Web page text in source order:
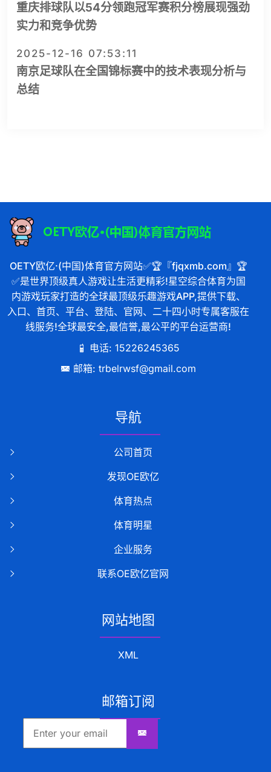
重庆排球队以54分领跑冠军赛积分榜展现强劲
实力和竞争优势
2025-12-16 07:53:11
南京足球队在全国锦标赛中的技术表现分析与
总结
OETY欧亿·(中国)体育官方网站✅🏆『fjqxmb.com』🏆
✅是世界顶级真人游戏让生活更精彩!星空综合体育为国
内游戏玩家打造的全球最顶级乐趣游戏APP,提供下载、
入口、首页、平台、登陆、官网、二十四小时专属客服在
线服务!全球最安全,最信誉,最公平的平台运营商!
电话: 15226245365
邮箱: trbelrwsf@gmail.com
导航
公司首页
发现OE欧亿
体育热点
体育明星
企业服务
联系OE欧亿官网
网站地图
XML
邮箱订阅